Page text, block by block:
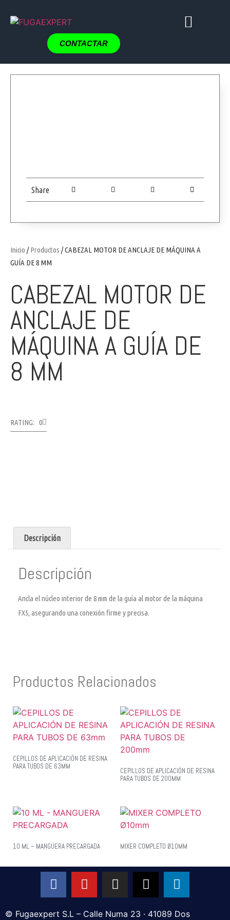
CONTACTAR
Inicio /Productos / CABEZAL MOTOR DE ANCLAJE DE MÁQUINA A
GUÍA DE 8 MM
CABEZAL MOTOR DE
ANCLAJE DE
MÁQUINA A GUÍA DE
8 MM
RATING: 0
Share
Descripción
Descripción
Ancla el núcleo interior de 8 mm de la guía al motor de la máquina
FX5, asegurando una conexión firme y precisa.
Productos Relacionados
CEPILLOS DE APLICACIÓN DE RESINA
PARA TUBOS DE 63MM
CEPILLOS DE APLICACIÓN DE RESINA
PARA TUBOS DE 200MM
10 ML – MANGUERA PRECARGADA MIXER COMPLETO Ø10MM
© Fugaexpert S.L – Calle Numa 23 · 41089 Dos